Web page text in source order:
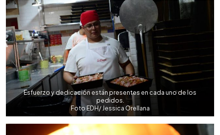
Esfuerzo y dedicación están presentes en cada uno de los
pedidos.
Foto EDH/ Jessica Orellana